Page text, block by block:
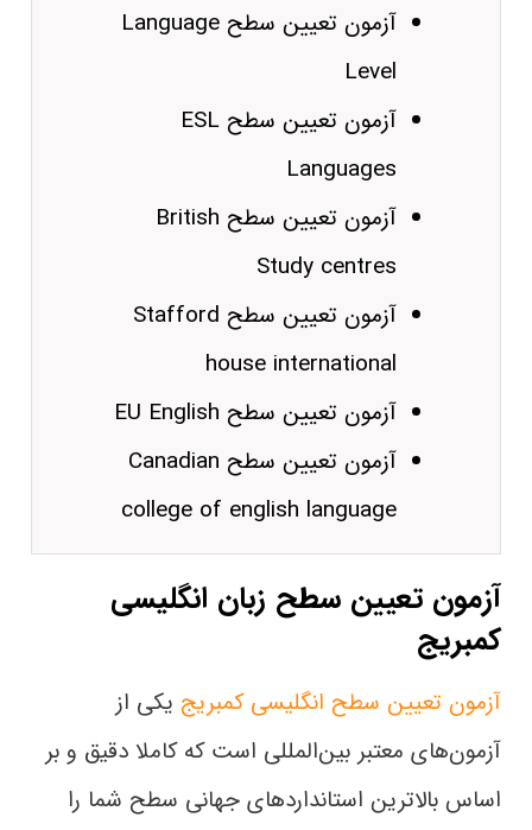
آزمون تعیین سطح Language
Level
آزمون تعیین سطح ESL
Languages
آزمون تعیین سطح British
Study centres
آزمون تعیین سطح Stafford
house international
آزمون تعیین سطح EU English
آزمون تعیین سطح Canadian
college of english language
آزمون تعیین سطح زبان انگلیسی
کمبریج
آزمون تعیین سطح انگلیسی کمبریج یکی از
آزمون‌های معتبر بین‌المللی است که کاملا دقیق و بر
اساس بالاترین استاندارد‌های جهانی سطح شما را